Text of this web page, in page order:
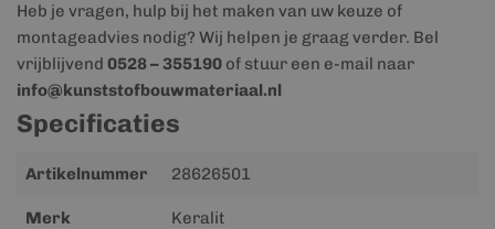
Heb je vragen, hulp bij het maken van uw keuze of
montageadvies nodig? Wij helpen je graag verder. Bel
vrijblijvend 0528 – 355190 of stuur een e-mail naar
info@kunststofbouwmateriaal.nl
Specificaties
Meer
Artikelnummer 28626501
Merk Keralit